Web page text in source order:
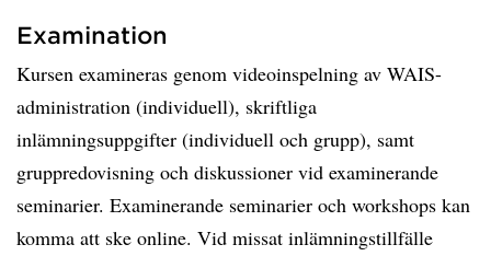
Examination
Kursen examineras genom videoinspelning av WAIS-
administration (individuell), skriftliga
inlämningsuppgifter (individuell och grupp), samt
gruppredovisning och diskussioner vid examinerande
seminarier. Examinerande seminarier och workshops kan
komma att ske online. Vid missat inlämningstillfälle